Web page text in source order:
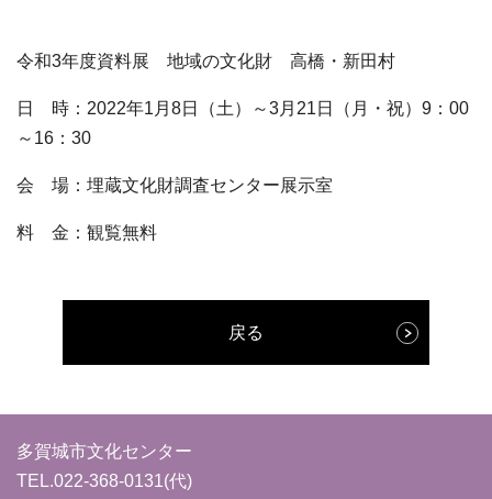
令和3年度資料展 地域の文化財 高橋・新田村
日 時：2022年1月8日（土）～3月21日（月・祝）9：00
～16：30
会 場：埋蔵文化財調査センター展示室
料 金：観覧無料
戻る
多賀城市文化センター
TEL.022-368-0131(代)